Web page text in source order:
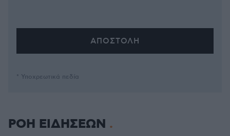
* Υποχρεωτικά πεδία
ΡΟΗ ΕΙΔΗΣΕΩΝ